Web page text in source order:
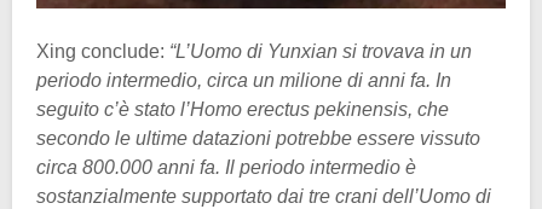
Xing conclude: “L’Uomo di Yunxian si trovava in un
periodo intermedio, circa un milione di anni fa. In
seguito c’è stato l’Homo erectus pekinensis, che
secondo le ultime datazioni potrebbe essere vissuto
circa 800.000 anni fa. Il periodo intermedio è
sostanzialmente supportato dai tre crani dell’Uomo di